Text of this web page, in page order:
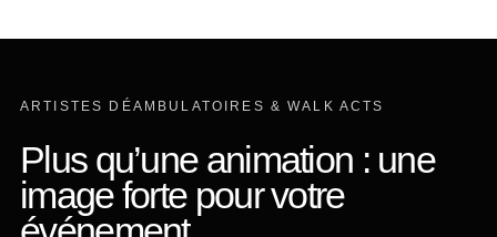
ARTISTES DÉAMBULATOIRES & WALK ACTS
Plus qu’une animation : une
image forte pour votre